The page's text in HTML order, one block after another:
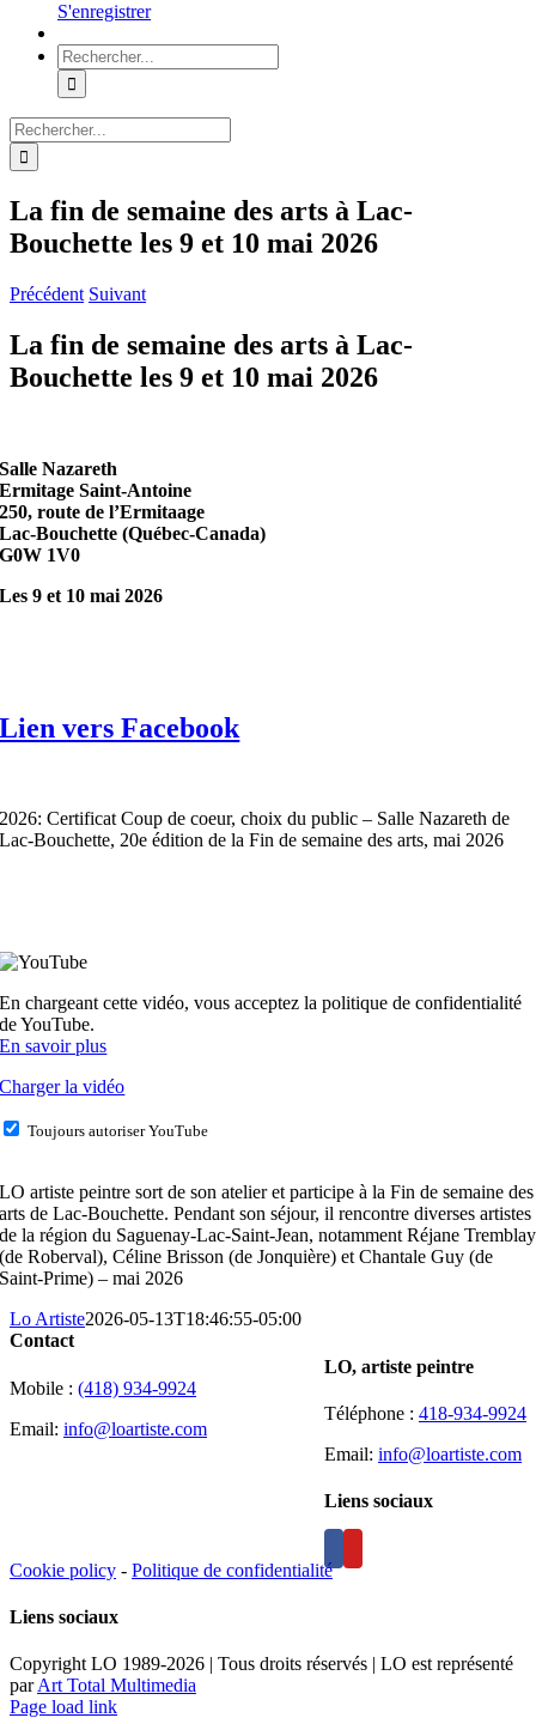
S'enregistrer
Rechercher:
Rechercher:
La fin de semaine des arts à Lac-
Bouchette les 9 et 10 mai 2026
Précédent Suivant
La fin de semaine des arts à Lac-
Bouchette les 9 et 10 mai 2026
Salle Nazareth
Ermitage Saint-Antoine
250, route de l’Ermitaage
Lac-Bouchette (Québec-Canada)
G0W 1V0
Les 9 et 10 mai 2026
Lien vers Facebook
2026: Certificat Coup de coeur, choix du public – Salle Nazareth de
Lac-Bouchette, 20e édition de la Fin de semaine des arts, mai 2026
En chargeant cette vidéo, vous acceptez la politique de confidentialité
de YouTube.
En savoir plus
Charger la vidéo
Toujours autoriser YouTube
LO artiste peintre sort de son atelier et participe à la Fin de semaine des
arts de Lac-Bouchette. Pendant son séjour, il rencontre diverses artistes
de la région du Saguenay-Lac-Saint-Jean, notamment Réjane Tremblay
(de Roberval), Céline Brisson (de Jonquière) et Chantale Guy (de
Saint-Prime) – mai 2026
Lo Artiste2026-05-13T18:46:55-05:00
LO, artiste peintre
Téléphone : 418-934-9924
Email: info@loartiste.com
Liens sociaux
Contact
Mobile : (418) 934-9924
Email: info@loartiste.com
Cookie policy - Politique de confidentialité
Liens sociaux
Copyright LO 1989-2026 | Tous droits réservés | LO est représenté
parArt Total Multimedia
Facebook
Instagram
Email
Pinterest
YouTube
Page load link